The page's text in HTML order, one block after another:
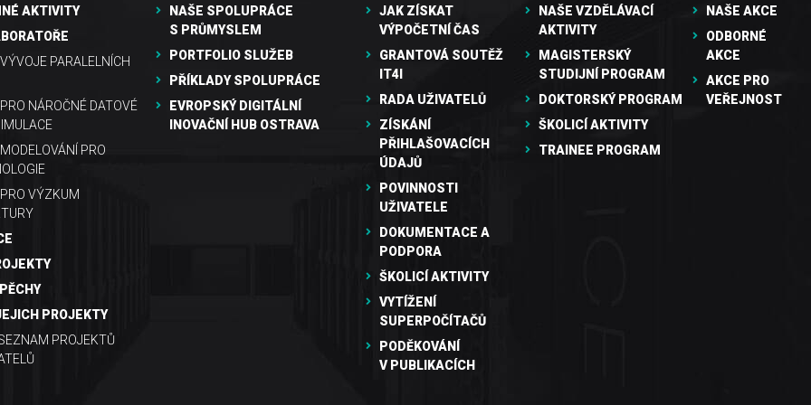
AKTIVITY
PARALELNÍCH
NÁROČNÉ DATOVÉ
PRO
VÝZKUM
PROJEKTY
PROJEKTŮ
NAŠE SPOLUPRÁCE
S PRŮMYSLEM
PORTFOLIO SLUŽEB
PŘÍKLADY SPOLUPRÁCE
EVROPSKÝ DIGITÁLNÍ
INOVAČNÍ HUB OSTRAVA
JAK ZÍSKAT
VÝPOČETNÍ ČAS
GRANTOVÁ SOUTĚŽ
IT4I
RADA UŽIVATELŮ
ZÍSKÁNÍ
PŘIHLAŠOVACÍCH
ÚDAJŮ
POVINNOSTI
UŽIVATELE
DOKUMENTACE A
PODPORA
ŠKOLICÍ AKTIVITY
VYTÍŽENÍ
SUPERPOČÍTAČŮ
PODĚKOVÁNÍ
V PUBLIKACÍCH
NAŠE VZDĚLÁVACÍ
AKTIVITY
MAGISTERSKÝ
STUDIJNÍ PROGRAM
DOKTORSKÝ PROGRAM
ŠKOLICÍ AKTIVITY
TRAINEE PROGRAM
NAŠE AKCE
ODBORNÉ
AKCE
AKCE PRO
VEŘEJNOST